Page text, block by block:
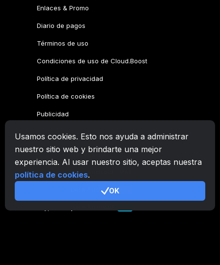
Usamos cookies. Esto nos ayuda a administrar
nuestro sitio web y brindarte una mejor
experiencia. Al usar nuestro sitio, aceptas nuestra
política de cookies.
OK
Enlaces & Promo
Diario de pagos
Términos de uso
Condiciones de uso de Cloud.Boost
Política de privacidad
Política de cookies
Publicidad
Familia CryptoTab
CryptoTabNavegador
CryptoTabpara Android
para Android